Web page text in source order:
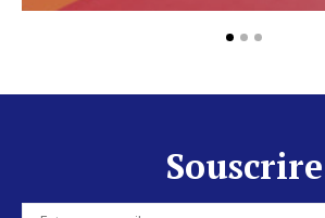
Souscrire